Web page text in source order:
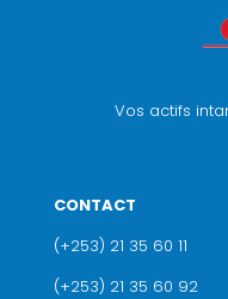
Vos actifs
CONTACT
(+253) 21 35 60 11
(+253) 21 35 60 92